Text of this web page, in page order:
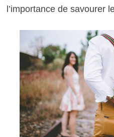
l’importance de savourer